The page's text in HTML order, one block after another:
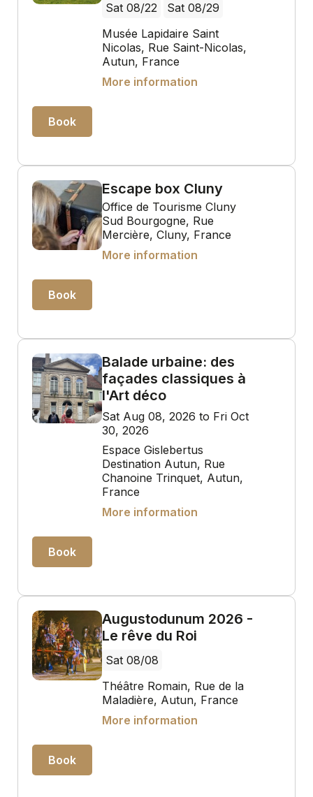
Sat 08/22
Sat 08/29
Musée Lapidaire Saint
Nicolas, Rue Saint-Nicolas,
Autun, France
More information
Book
Escape box Cluny
Office de Tourisme Cluny
Sud Bourgogne, Rue
Mercière, Cluny, France
More information
Book
Balade urbaine: des
façades classiques à
l'Art déco
Sat Aug 08, 2026 to Fri Oct
30, 2026
Espace Gislebertus
Destination Autun, Rue
Chanoine Trinquet, Autun,
France
More information
Book
Augustodunum 2026 -
Le rêve du Roi
Sat 08/08
Théâtre Romain, Rue de la
Maladière, Autun, France
More information
Book